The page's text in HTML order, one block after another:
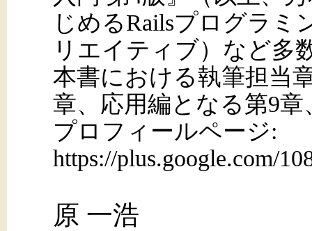
じめるRailsプログラミ
リエイティブ）など多
本書における執筆担当
章、応用編となる第9章
プロフィールページ:
https://plus.google.com/
原 一浩